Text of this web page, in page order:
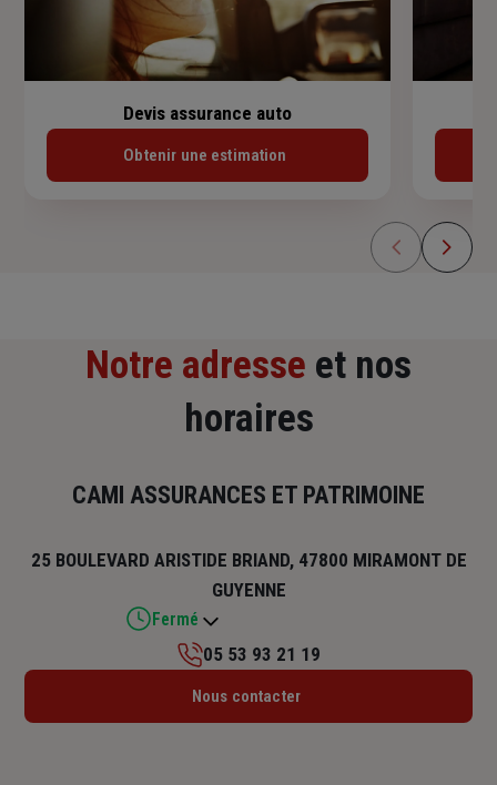
Devis assurance auto
Obtenir une estimation
Notre adresse et nos
horaires
CAMI ASSURANCES ET PATRIMOINE
25 BOULEVARD ARISTIDE BRIAND, 47800 MIRAMONT DE
GUYENNE
Fermé
Lundi : 09h – 12h / 14h – 18h
05 53 93 21 19
Nous contacter